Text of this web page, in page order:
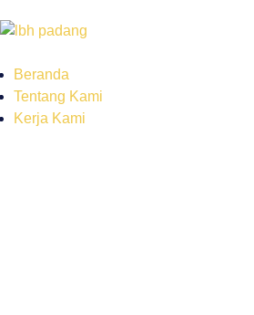
Beranda
Tentang Kami
Kerja Kami